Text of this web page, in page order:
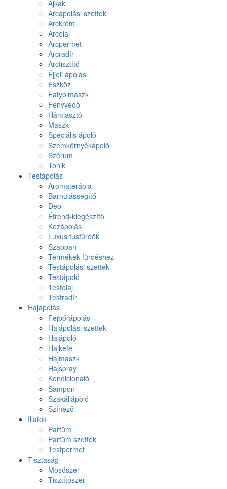
Ajkak
Arcápolási szettek
Arckrém
Arcolaj
Arcpermet
Arcradír
Arctisztító
Éjjeli ápolás
Eszköz
Fátyolmaszk
Fényvédő
Hámlasztó
Maszk
Speciális ápoló
Szemkörnyékápoló
Szérum
Tonik
Testápolás
Aromaterápia
Barnulássegítő
Deo
Étrend-kiegészítő
Kézápolás
Luxus tusfürdők
Szappan
Termékek fürdéshez
Testápolási szettek
Testápoló
Testolaj
Testradír
Hajápolás
Fejbőrápolás
Hajápolási szettek
Hajápoló
Hajkefe
Hajmaszk
Hajspray
Kondicionáló
Sampon
Szakállápoló
Színező
Illatok
Parfüm
Parfüm szettek
Testpermet
Tisztaság
Mosószer
Tisztítószer